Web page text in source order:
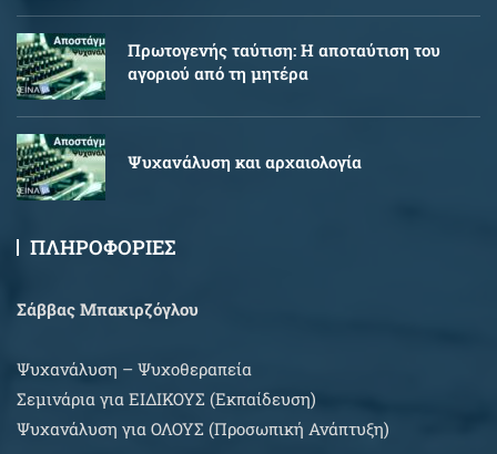
Πρωτογενής ταύτιση: Η αποταύτιση του
αγοριού από τη μητέρα
Ψυχανάλυση και αρχαιολογία
ΠΛΗΡΟΦΟΡΙΕΣ
Σάββας Μπακιρζόγλου
Ψυχανάλυση – Ψυχοθεραπεία
Σεμινάρια για EIΔΙΚΟΥΣ (Εκπαίδευση)
Ψυχανάλυση για ΟΛΟΥΣ (Προσωπική Ανάπτυξη)